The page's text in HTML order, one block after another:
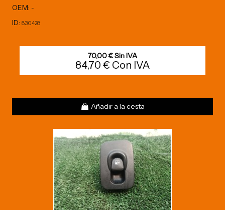
OEM: -
ID: 830428
70,00 € Sin IVA
84,70 € Con IVA
Añadir a la cesta